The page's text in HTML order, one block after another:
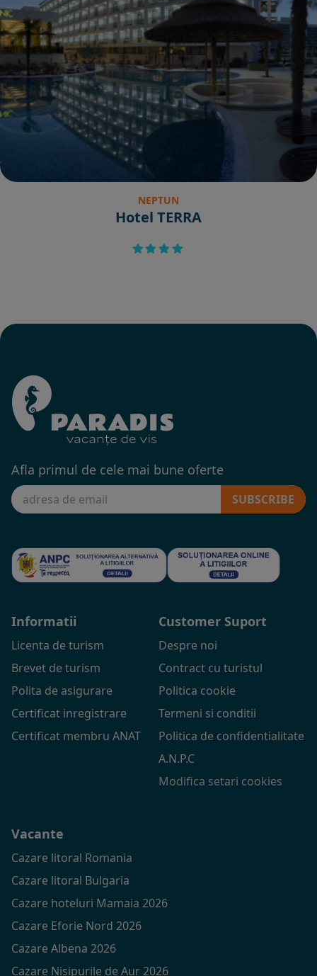
NEPTUN
Hotel TERRA
Afla primul de cele mai bune oferte
SUBSCRIBE
Informatii
Licenta de turism
Brevet de turism
Polita de asigurare
Certificat inregistrare
Certificat membru ANAT
Customer Suport
Despre noi
Contract cu turistul
Politica cookie
Termeni si conditii
Politica de confidentialitate
A.N.P.C
Modifica setari cookies
Vacante
Cazare litoral Romania
Cazare litoral Bulgaria
Cazare hoteluri Mamaia 2026
Cazare Eforie Nord 2026
Cazare Albena 2026
Cazare Nisipurile de Aur 2026